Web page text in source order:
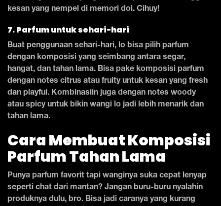
kesan yang nempel di memori doi. Cihuy!
7. Parfum untuk sehari-hari
Buat penggunaan sehari-hari, lo bisa pilih parfum
dengan komposisi yang seimbang antara segar,
hangat, dan tahan lama. Bisa pake komposisi parfum
dengan notes citrus atau fruity untuk kesan yang fresh
dan playful. Kombinasiin juga dengan notes woody
atau spicy untuk bikin wangi lo jadi lebih menarik dan
tahan lama.
Cara Membuat Komposisi
Parfum Tahan Lama
Punya parfum favorit tapi wanginya suka cepat lenyap
seperti chat dari mantan? Jangan buru-buru nyalahin
produknya dulu, bro. Bisa jadi caranya yang kurang